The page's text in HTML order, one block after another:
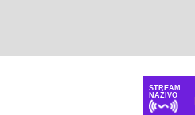
STREAM
NAŽIVO